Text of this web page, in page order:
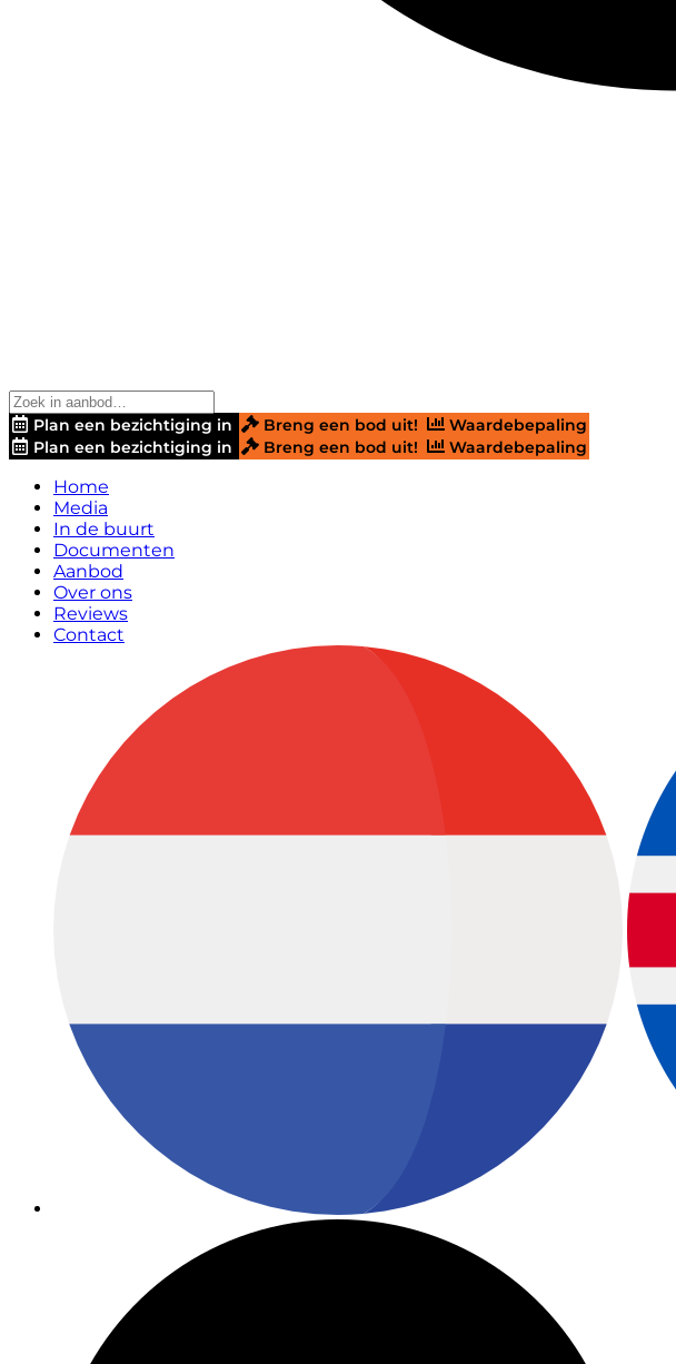
Plan een bezichtiging in Breng een bod uit!
Waardebepaling
Plan een bezichtiging in
Breng een bod uit! Waardebepaling
Home
Media
In de buurt
Documenten
Aanbod
Over ons
Reviews
Contact